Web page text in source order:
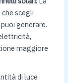
scegli
generare.
maggiore
di luce